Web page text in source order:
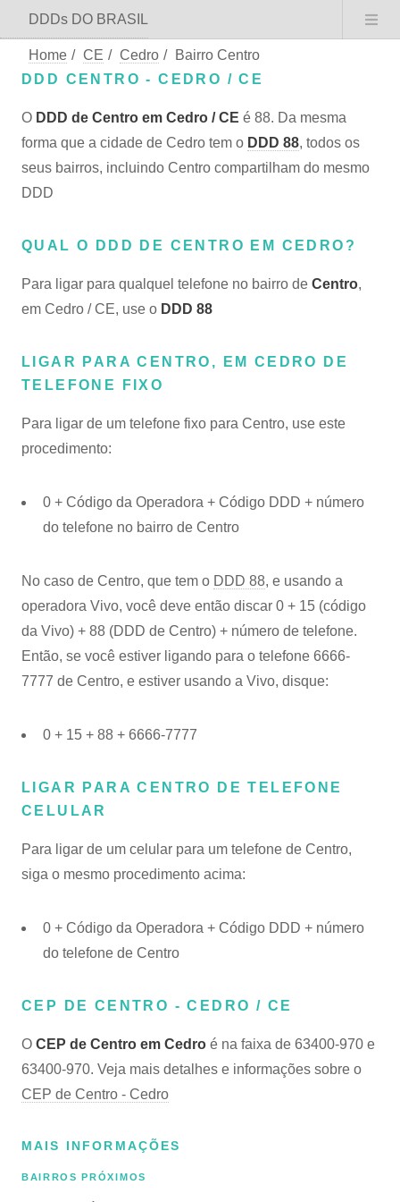
DDDs DO BRASIL
Home / CE / Cedro /
Bairro Centro
DDD CENTRO - CEDRO / CE
O DDD de Centro em Cedro / CE é 88. Da mesma
forma que a cidade de Cedro tem o DDD 88, todos os
seus bairros, incluindo Centro compartilham do mesmo
DDD
QUAL O DDD DE CENTRO EM CEDRO?
Para ligar para qualquel telefone no bairro de Centro,
em Cedro / CE, use o DDD 88
LIGAR PARA CENTRO, EM CEDRO DE
TELEFONE FIXO
Para ligar de um telefone fixo para Centro, use este
procedimento:
0 + Código da Operadora + Código DDD + número
do telefone no bairro de Centro
No caso de Centro, que tem o DDD 88, e usando a
operadora Vivo, você deve então discar 0 + 15 (código
da Vivo) + 88 (DDD de Centro) + número de telefone.
Então, se você estiver ligando para o telefone 6666-
7777 de Centro, e estiver usando a Vivo, disque:
0 + 15 + 88 + 6666-7777
LIGAR PARA CENTRO DE TELEFONE
CELULAR
Para ligar de um celular para um telefone de Centro,
siga o mesmo procedimento acima:
0 + Código da Operadora + Código DDD + número
do telefone de Centro
CEP DE CENTRO - CEDRO / CE
O CEP de Centro em Cedro é na faixa de 63400-970 e
63400-970. Veja mais detalhes e informações sobre o
CEP de Centro - Cedro
MAIS INFORMAÇÕES
BAIRROS PRÓXIMOS